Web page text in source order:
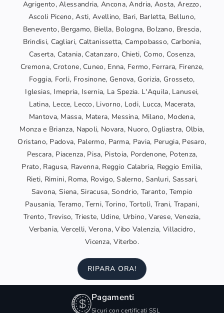
Agrigento, Alessandria, Ancona, Andria, Aosta, Arezzo,
Ascoli Piceno, Asti, Avellino, Bari, Barletta, Belluno,
Benevento, Bergamo, Biella, Bologna, Bolzano, Brescia,
Brindisi, Cagliari, Caltanissetta, Campobasso, Carbonia,
Caserta, Catania, Catanzaro, Chieti, Como, Cosenza,
Cremona, Crotone, Cuneo, Enna, Fermo, Ferrara, Firenze,
Foggia, Forli, Frosinone, Genova, Gorizia, Grosseto,
Iglesias, Imepria, Isernia, La Spezia. L'Aquila, Lanusei,
Latina, Lecce, Lecco, Livorno, Lodi, Lucca, Macerata,
Mantova, Massa, Matera, Messina, Milano, Modena,
Monza e Brianza, Napoli, Novara, Nuoro, Ogliastra, Olbia,
Oristano, Padova, Palermo, Parma, Pavia, Perugia, Pesaro,
Pescara, Piacenza, Pisa, Pistoia, Pordenone, Potenza,
Prato, Ragusa, Ravenna, Reggio Calabria, Reggio Emilia,
Rieti, Rimini, Roma, Rovigo, Salerno, Sanluri, Sassari,
Savona, Siena, Siracusa, Sondrio, Taranto, Tempio
Pausania, Teramo, Terni, Torino, Tortolì, Trani, Trapani,
Trento, Treviso, Trieste, Udine, Urbino, Varese, Venezia,
Verbania, Vercelli, Verona, Vibo Valenzia, Villacidro,
Vicenza, Viterbo.
RIPARA ORA!
Pagamenti
Sicuri con certificati SSL